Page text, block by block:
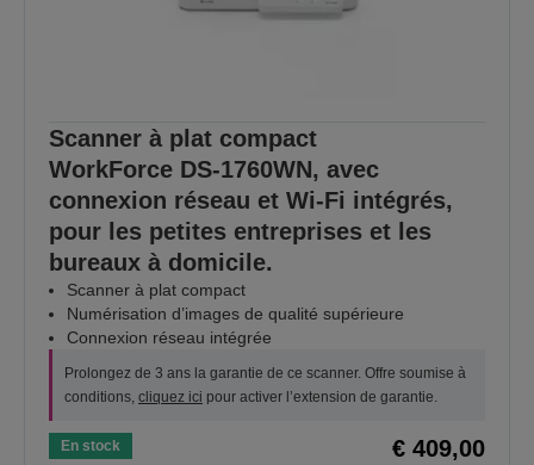
Scanner à plat compact
WorkForce DS-1760WN, avec
connexion réseau et Wi-Fi intégrés,
pour les petites entreprises et les
bureaux à domicile.
Scanner à plat compact
Numérisation d’images de qualité supérieure
Connexion réseau intégrée
Prolongez de 3 ans la garantie de ce scanner. Offre soumise à
conditions, cliquez ici pour activer l’extension de garantie.
En stock € 409,00